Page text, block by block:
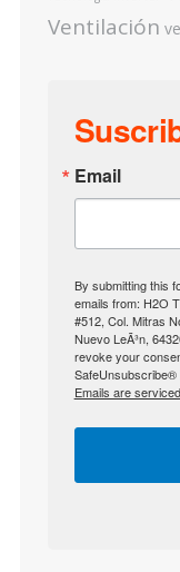
Ventilación
Email
By submitting this
emails from: H2O
#512, Col. Mitras
Nuevo LeÃ³n,
revoke your
SafeUnsubscribe®
Emails are